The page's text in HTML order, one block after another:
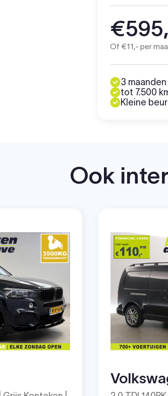
Of €11,- per
3
tot 7.500
Kleine
Ook